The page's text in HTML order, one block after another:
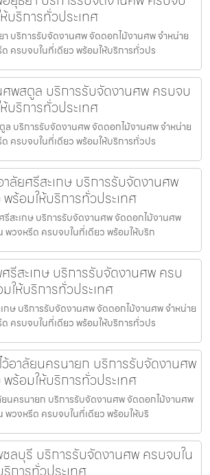
บริการทั่วประเทศ
บริการรับจัดงานศพ จัดดอกไม้งานศพ จำหน่าย
ครบจบในที่เดียว พร้อมให้บริการทั่วปร
พสตูล บริการรับจัดงานศพ ครบจบ
บริการทั่วประเทศ
บริการรับจัดงานศพ จัดดอกไม้งานศพ จำหน่าย
ครบจบในที่เดียว พร้อมให้บริการทั่วปร
าลัยศรีสะเกษ บริการรับจัดงานศพ
ร้อมให้บริการทั่วประเทศ
รีสะเกษ บริการรับจัดงานศพ จัดดอกไม้งานศพ
พวงหรีด ครบจบในที่เดียว พร้อมให้บริก
รีสะเกษ บริการรับจัดงานศพ ครบ
ให้บริการทั่วประเทศ
กษ บริการรับจัดงานศพ จัดดอกไม้งานศพ จำหน่าย
ครบจบในที่เดียว พร้อมให้บริการทั่วปร
อาลัยนครนายก บริการรับจัดงานศพ
ร้อมให้บริการทั่วประเทศ
นครนายก บริการรับจัดงานศพ จัดดอกไม้งานศพ
พวงหรีด ครบจบในที่เดียว พร้อมให้บริ
ลบุรี บริการรับจัดงานศพ ครบจบใน
การทั่วประเทศ